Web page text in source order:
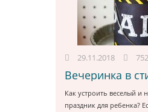
29.11.2018
Вечеринка в
Как устроить веселый и
праздник для ребенка?